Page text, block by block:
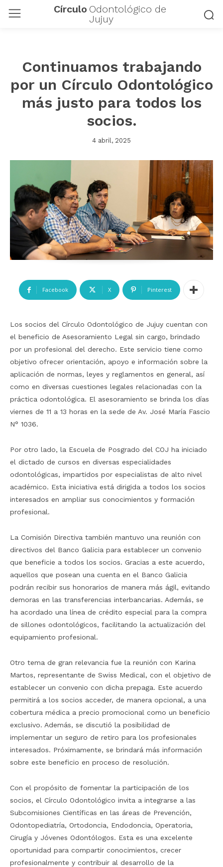
Círculo Odontológico de
Jujuy
Continuamos trabajando
por un Círculo Odontológico
más justo para todos los
socios.
4 abril, 2025
Facebook X Pinterest
Los socios del Círculo Odontológico de Jujuy cuentan con
el beneficio de Asesoramiento Legal sin cargo, brindado
por un profesional del derecho. Este servicio tiene como
objetivo ofrecer orientación, apoyo e información sobre la
aplicación de normas, leyes y reglamentos en general, así
como en diversas cuestiones legales relacionadas con la
práctica odontológica. El asesoramiento se brinda los días
viernes de 11 a 13 horas en la sede de Av. José María Fascio
N° 1036.
Por otro lado, la Escuela de Posgrado del COJ ha iniciado
el dictado de cursos en diversas especialidades
odontológicas, impartidos por especialistas de alto nivel
académico. Esta iniciativa está dirigida a todos los socios
interesados en ampliar sus conocimientos y formación
profesional.
La Comisión Directiva también mantuvo una reunión con
directivos del Banco Galicia para establecer un convenio
que beneficie a todos los socios. Gracias a este acuerdo,
aquellos que posean una cuenta en el Banco Galicia
podrán recibir sus honorarios de manera más ágil, evitando
demoras en las transferencias interbancarias. Además, se
ha acordado una línea de crédito especial para la compra
de sillones odontológicos, facilitando la actualización del
equipamiento profesional.
Otro tema de gran relevancia fue la reunión con Karina
Martos, representante de Swiss Medical, con el objetivo de
establecer un convenio con dicha prepaga. Este acuerdo
permitirá a los socios acceder, de manera opcional, a una
cobertura médica a precio promocional como un beneficio
exclusivo. Además, se discutió la posibilidad de
implementar un seguro de retiro para los profesionales
interesados. Próximamente, se brindará más información
sobre este beneficio en proceso de resolución.
Con el propósito de fomentar la participación de los
socios, el Círculo Odontológico invita a integrarse a las
Subcomisiones Científicas en las áreas de Prevención,
Odontopediatría, Ortodoncia, Endodoncia, Operatoria,
Cirugía y Jóvenes Odontólogos. Esta es una excelente
oportunidad para compartir conocimientos, crecer
profesionalmente y contribuir al desarrollo de la